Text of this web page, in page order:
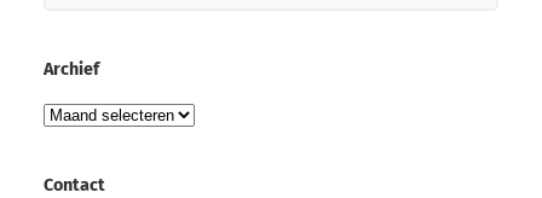
Archief
Archief
Contact